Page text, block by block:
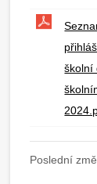
školní
Poslední